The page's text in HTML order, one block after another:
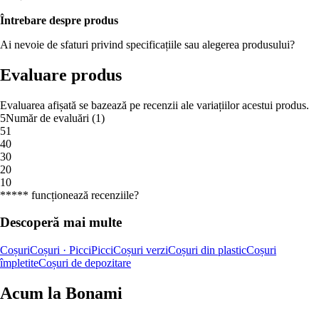
Întrebare despre produs
Ai nevoie de sfaturi privind specificațiile sau alegerea produsului?
Evaluare produs
Evaluarea afișată se bazează pe recenzii ale variațiilor acestui produs.
5Număr de evaluări (1)
51
40
30
20
10
***** funcționează recenziile?
Descoperă mai multe
CoșuriCoșuri · PicciPicciCoșuri verziCoșuri din plasticCoșuri
împletiteCoșuri de depozitare
Acum la Bonami